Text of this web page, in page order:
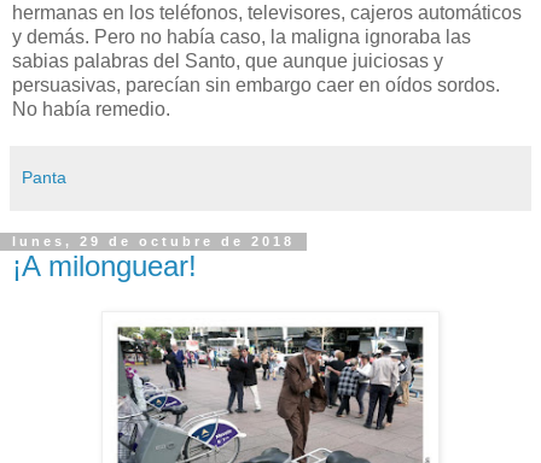
hermanas en los teléfonos, televisores, cajeros automáticos
y demás. Pero no había caso, la maligna ignoraba las
sabias palabras del Santo, que aunque juiciosas y
persuasivas, parecían sin embargo caer en oídos sordos.
No había remedio.
Panta
lunes, 29 de octubre de 2018
¡A milonguear!